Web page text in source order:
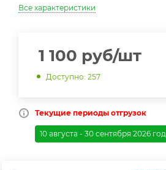
Все характеристики
1 100 руб/шт
Доступно: 257
Текущие периоды отгрузок
10 августа - 30 сентября 2026 год